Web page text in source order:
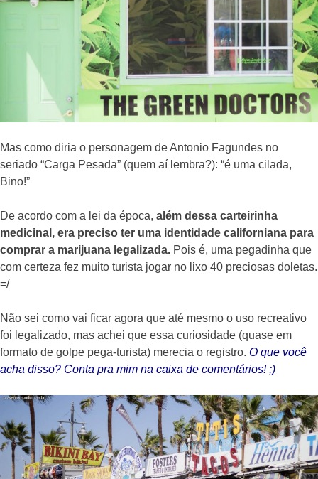
Mas como diria o personagem de Antonio Fagundes no
seriado “Carga Pesada” (quem aí lembra?): “é uma cilada,
Bino!”
De acordo com a lei da época, além dessa carteirinha
medicinal, era preciso ter uma identidade californiana para
comprar a marijuana legalizada. Pois é, uma pegadinha que
com certeza fez muito turista jogar no lixo 40 preciosas doletas.
=/
Não sei como vai ficar agora que até mesmo o uso recreativo
foi legalizado, mas achei que essa curiosidade (quase em
formato de golpe pega-turista) merecia o registro. O que você
acha disso? Conta pra mim na caixa de comentários! ;)